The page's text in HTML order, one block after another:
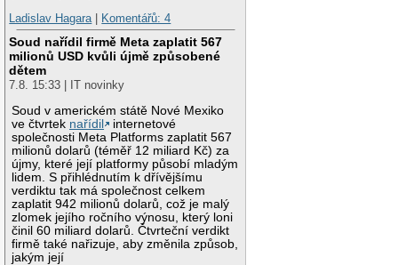
Ladislav Hagara| Komentářů: 4
Soud nařídil firmě Meta zaplatit 567
milionů USD kvůli újmě způsobené
dětem
7.8. 15:33 | IT novinky
Soud v americkém státě Nové Mexiko
ve čtvrtek nařídil
internetové
společnosti Meta Platforms zaplatit 567
milionů dolarů (téměř 12 miliard Kč) za
újmy, které její platformy působí mladým
lidem. S přihlédnutím k dřívějšímu
verdiktu tak má společnost celkem
zaplatit 942 milionů dolarů, což je malý
zlomek jejího ročního výnosu, který loni
činil 60 miliard dolarů. Čtvrteční verdikt
firmě také nařizuje, aby změnila způsob,
jakým její